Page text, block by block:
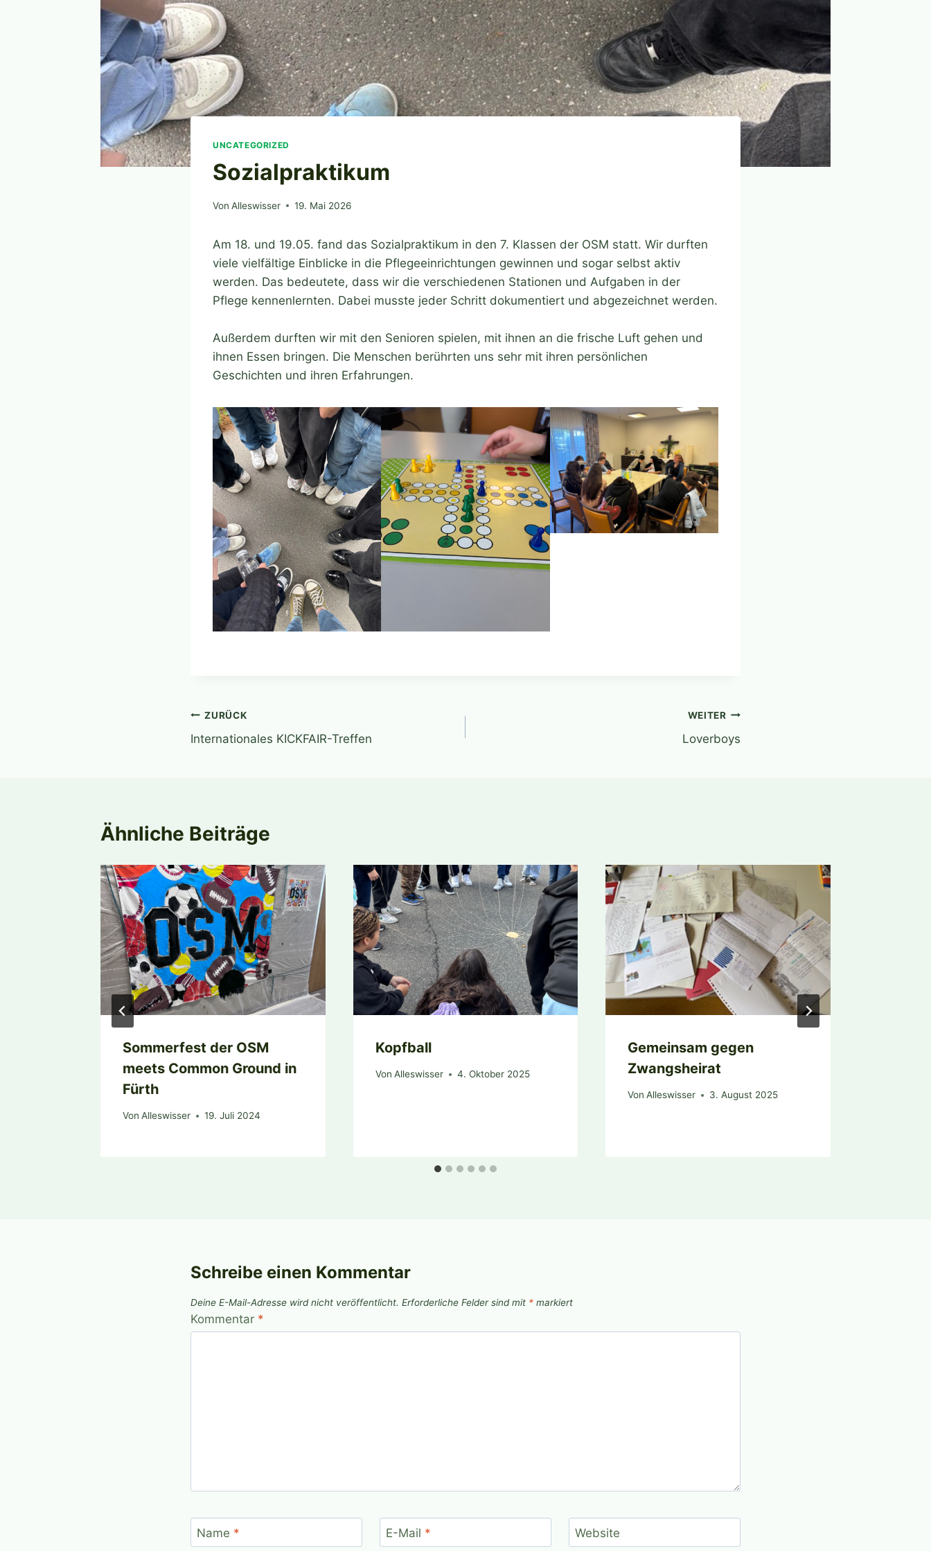
UNCATEGORIZED
Sozialpraktikum
Von Alleswisser 19. Mai 2026
Am 18. und 19.05. fand das Sozialpraktikum in den 7. Klassen der OSM statt. Wir durften
viele vielfältige Einblicke in die Pflegeeinrichtungen gewinnen und sogar selbst aktiv
werden. Das bedeutete, dass wir die verschiedenen Stationen und Aufgaben in der
Pflege kennenlernten. Dabei musste jeder Schritt dokumentiert und abgezeichnet werden.
Außerdem durften wir mit den Senioren spielen, mit ihnen an die frische Luft gehen und
ihnen Essen bringen. Die Menschen berührten uns sehr mit ihren persönlichen
Geschichten und ihren Erfahrungen.
Beitragsnavigation
ZURÜCK
Internationales KICKFAIR-Treffen
WEITER
Loverboys
Ähnliche Beiträge
Sommerfest der OSM
meets Common Ground in
Fürth
Von Alleswisser 19. Juli 2024
Kopfball
Von Alleswisser 4. Oktober 2025
Gemeinsam gegen
Zwangsheirat
Von Alleswisser 3. August 2025
Schreibe einen Kommentar
Deine E-Mail-Adresse wird nicht veröffentlicht. Erforderliche Felder sind mit * markiert
Kommentar *
Name * E-Mail * Website